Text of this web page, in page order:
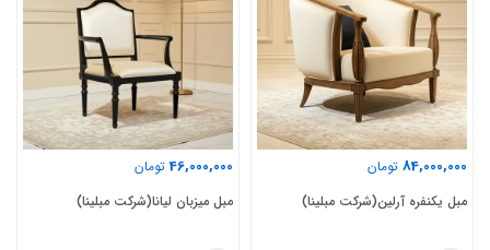
84,000,000 تومان
مبل یکنفره آرلین(شرکت مبلینا)
46,000,000 تومان
مبل میزبان لیانا(شرکت مبلینا)